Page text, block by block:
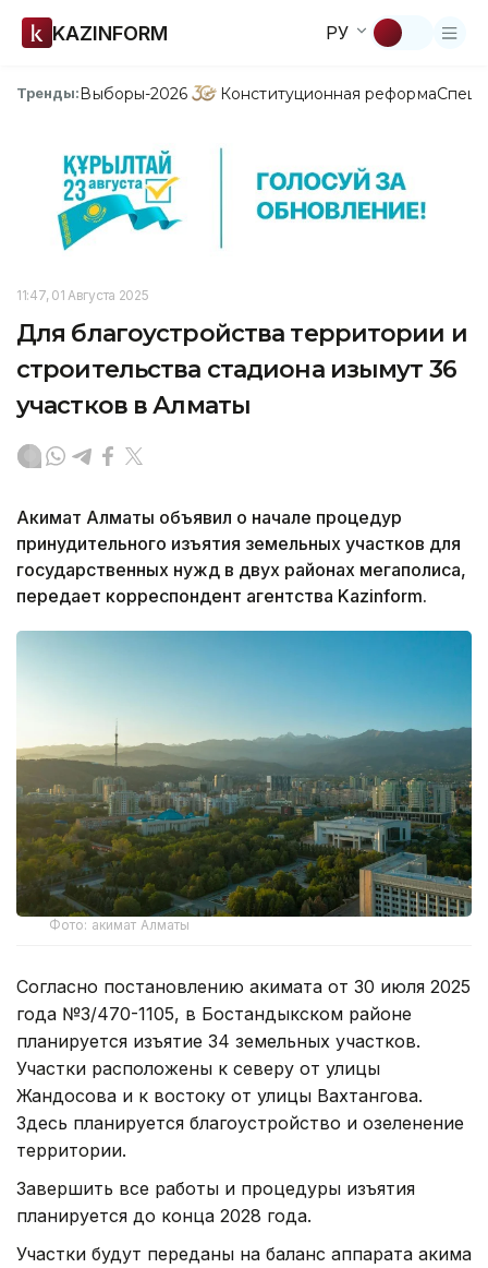
KAZINFORM РУ
Тренды:Выборы-2026 Конституционная реформа
11:47, 01 Августа 2025
Для благоустройства территории и
строительства стадиона изымут 36
участков в Алматы
Акимат Алматы объявил о начале процедур
принудительного изъятия земельных участков для
государственных нужд в двух районах мегаполиса,
передает корреспондент агентства Kazinform.
Фото: акимат Алматы
Согласно постановлению акимата от 30 июля 2025
года №3/470-1105, в Бостандыкском районе
планируется изъятие 34 земельных участков.
Участки расположены к северу от улицы
Жандосова и к востоку от улицы Вахтангова.
Здесь планируется благоустройство и озеленение
территории.
Завершить все работы и процедуры изъятия
планируется до конца 2028 года.
Участки будут переданы на баланс аппарата акима